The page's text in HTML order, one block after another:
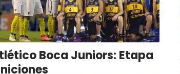
Boca Juniors: Etapa